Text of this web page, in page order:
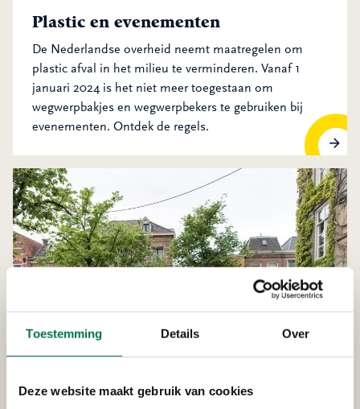
Toestemming Details Over
Deze website maakt gebruik van cookies
Plastic en evenementen
De Nederlandse overheid neemt maatregelen om
plastic afval in het milieu te verminderen. Vanaf 1
januari 2024 is het niet meer toegestaan om
wegwerpbakjes en wegwerpbekers te gebruiken bij
evenementen. Ontdek de regels.
Horeca: dit zijn de regels voor